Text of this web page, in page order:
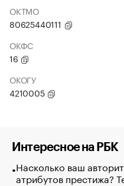
ОКТМО
80625440111
ОКФС
16
ОКОГУ
4210005
Интересное на РБК
Насколько ваш
атрибутов престижа?